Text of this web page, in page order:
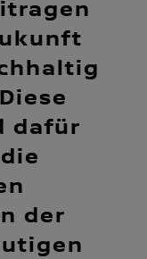
dafür
der